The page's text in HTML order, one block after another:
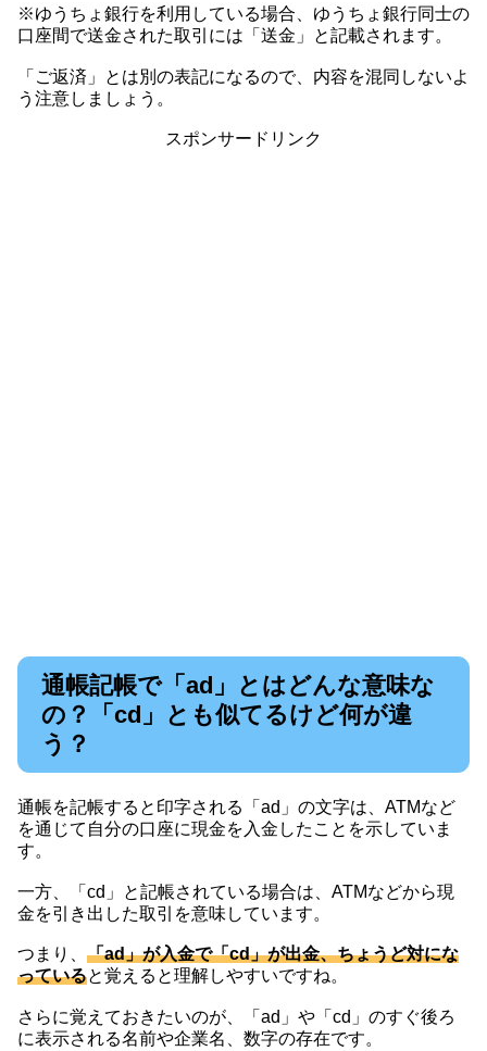
※ゆうちょ銀行を利用している場合、ゆうちょ銀行同士の
口座間で送金された取引には「送金」と記載されます。
「ご返済」とは別の表記になるので、内容を混同しないよ
う注意しましょう。
スポンサードリンク
通帳記帳で「ad」とはどんな意味な
の？「cd」とも似てるけど何が違
う？
通帳を記帳すると印字される「ad」の文字は、ATMなど
を通じて自分の口座に現金を入金したことを示していま
す。
一方、「cd」と記帳されている場合は、ATMなどから現
金を引き出した取引を意味しています。
つまり、 「ad」が入金で「cd」が出金、ちょうど対にな
っていると覚えると理解しやすいですね。
さらに覚えておきたいのが、「ad」や「cd」のすぐ後ろ
に表示される名前や企業名、数字の存在です。